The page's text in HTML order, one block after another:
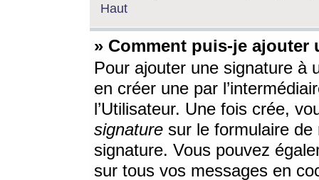
Haut
» Comment puis-je ajouter
Pour ajouter une signature à
en créer une par
l’Utilisateur. Une fois crée,
signature sur le formulaire de
signature. Vous pouvez
sur tous vos messages en